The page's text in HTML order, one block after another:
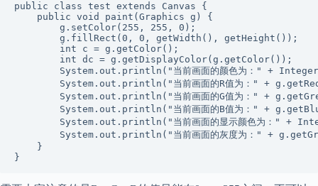
public class test extends Canvas {
    public void paint(Graphics g) {
        g.setColor(255, 255, 0);
        g.fillRect(0, 0, getWidth(), getHeight());
        int c = g.getColor();
        int dc = g.getDisplayColor(g.getColor());
System.out.println("当前画面的颜色为：" +
System.out.println("当前画面的R值为：" +
System.out.println("当前画面的G值为：" +
System.out.println("当前画面的B值为：" +
System.out.println("当前画面的显示颜色为：" +
System.out.println("当前画面的灰度为：" +
    }
}